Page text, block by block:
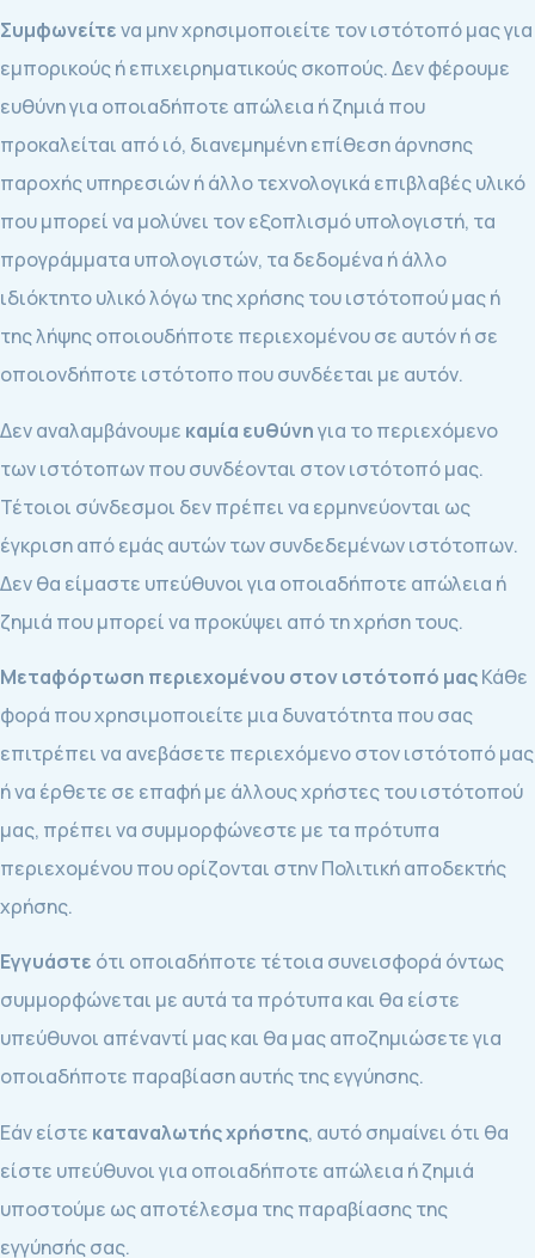
Συμφωνείτενα μην χρησιμοποιείτε τον ιστότοπό μας για
εμπορικούς ή επιχειρηματικούς σκοπούς. Δεν φέρουμε
ευθύνη για οποιαδήποτε απώλεια ή ζημιά που
προκαλείται από ιό, διανεμημένη επίθεση άρνησης
παροχής υπηρεσιών ή άλλο τεχνολογικά επιβλαβές υλικό
που μπορεί να μολύνει τον εξοπλισμό υπολογιστή, τα
προγράμματα υπολογιστών, τα δεδομένα ή άλλο
ιδιόκτητο υλικό λόγω της χρήσης του ιστότοπού μας ή
της λήψης οποιουδήποτε περιεχομένου σε αυτόν ή σε
οποιονδήποτε ιστότοπο που συνδέεται με αυτόν.
Δεν αναλαμβάνουμε καμία ευθύνηγια το περιεχόμενο
των ιστότοπων που συνδέονται στον ιστότοπό μας.
Τέτοιοι σύνδεσμοι δεν πρέπει να ερμηνεύονται ως
έγκριση από εμάς αυτών των συνδεδεμένων ιστότοπων.
Δεν θα είμαστε υπεύθυνοι για οποιαδήποτε απώλεια ή
ζημιά που μπορεί να προκύψει από τη χρήση τους.
Μεταφόρτωση περιεχομένου στον ιστότοπό μαςΚάθε
φορά που χρησιμοποιείτε μια δυνατότητα που σας
επιτρέπει να ανεβάσετε περιεχόμενο στον ιστότοπό μας
ή να έρθετε σε επαφή με άλλους χρήστες του ιστότοπού
μας, πρέπει να συμμορφώνεστε με τα πρότυπα
περιεχομένου που ορίζονται στην Πολιτική αποδεκτής
χρήσης.
Εγγυάστε ότι οποιαδήποτε τέτοια συνεισφορά όντως
συμμορφώνεται με αυτά τα πρότυπα και θα είστε
υπεύθυνοι απέναντί μας και θα μας αποζημιώσετε για
οποιαδήποτε παραβίαση αυτής της εγγύησης.
Εάν είστε καταναλωτής χρήστης, αυτό σημαίνει ότι θα
είστε υπεύθυνοι για οποιαδήποτε απώλεια ή ζημιά
υποστούμε ως αποτέλεσμα της παραβίασης της
εγγύησής σας.